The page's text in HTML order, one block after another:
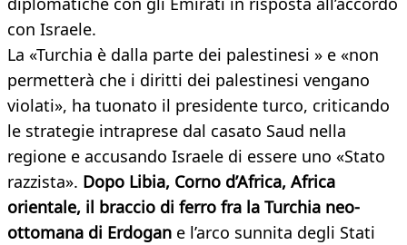
con Israele.
La «Turchia è dalla parte dei palestinesi » e «non
permetterà che i diritti dei palestinesi vengano
violati», ha tuonato il presidente turco, criticando
le strategie intraprese dal casato Saud nella
regione e accusando Israele di essere uno «Stato
razzista». Dopo Libia, Corno d’Africa, Africa
orientale, il braccio di ferro fra la Turchia neo-
ottomana di Erdogan e l’arco sunnita degli Stati